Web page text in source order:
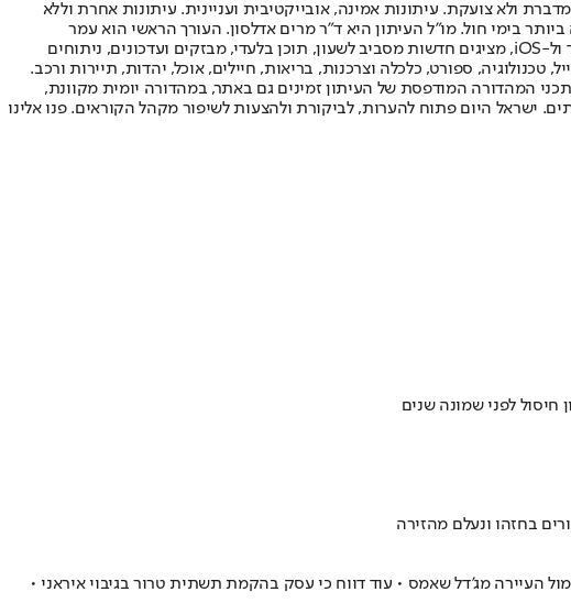
ולא צועקת. עיתונות אמינה, אובייקטיבית ועניינית. עיתונות אחרת וללא
הישראלי בעל שיעור החשיפה הגבוה ביותר בימי חול. מו"ל העיתון היא ד"ר מרים אדלסון. העורך הראשי הוא עמר
לחמנוביץ, והעורך המייסד הוא עמוס רגב. אתרי האינטרנט של "ישראל היום" בעברית ובאנגלית, כמו כן היישומונים (אפליקציות) לאנדרואיד ול-iOS, מציגים חדשות מסביב לשעון, תוכן בלעדי, מבזקים ועדכונים, ניתוחים
טכנולוגיה, ספורט, כלכלה וצרכנות, בריאות, חיילים, אוכל, יהדות, תיירות ורכב.
תכני המהדורה המודפסת של העיתון זמינים גם באתר, במהדורה יומית מקוונת,
ישראל היום פתוח להערות, לביקורת ולהצעות לשיפור מקהל הקוראים. פנו אלינו
חיסול לפני שמונה שנים
בחזהו ונעלם מהזירה
ששהה סמוך לגבול ישראל, מול העיירה מג'דל שאמס • עוד דווח כי עסק בהקמת תשתית טרור בגיבוי איראני •